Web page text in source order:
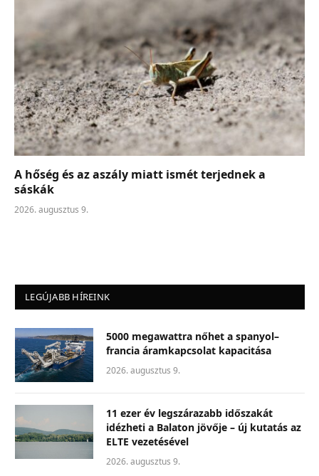
A hőség és az aszály miatt ismét terjednek a
sáskák
2026. augusztus 9.
LEGÚJABB HÍREINK
5000 megawattra nőhet a spanyol–
francia áramkapcsolat kapacitása
2026. augusztus 9.
11 ezer év legszárazabb időszakát
idézheti a Balaton jövője – új kutatás az
ELTE vezetésével
2026. augusztus 9.